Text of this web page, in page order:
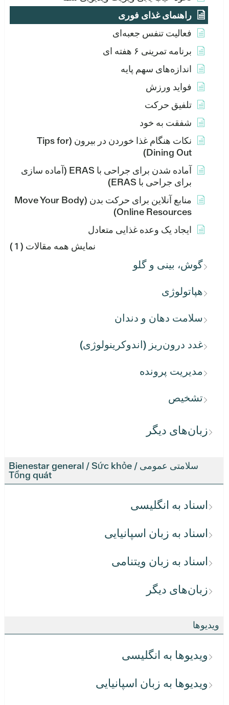
راهنمای غذای فوری
فعالیت تنفس جعبه‌ای
برنامه تمرینی ۶ هفته ای
اندازه‌های سهم پایه
فواید ورزش
تلفیق حرکت
شفقت به خود
نکات هنگام غذا خوردن در بیرون (Tips for
Dining Out)
آماده شدن برای جراحی با ERAS (آماده سازی
برای جراحی با ERAS)
منابع آنلاین برای حرکت بدن (Move Your Body
Online Resources)
ایجاد یک وعده غذایی متعادل
نمایش همه مقالات ( 1 )
گوش، بینی و گلو
هپاتولوژی
سلامت دهان و دندان
غدد درون‌ریز (اندوکرینولوژی)
مدیریت پرونده
تشخیص
زبان‌های دیگر
سلامتی عمومی / Bienestar general / Sức khỏe
Tổng quát
اسناد به انگلیسی
اسناد به زبان اسپانیایی
اسناد به زبان ویتنامی
زبان‌های دیگر
ویدیوها
ویدیوها به انگلیسی
ویدیوها به زبان اسپانیایی